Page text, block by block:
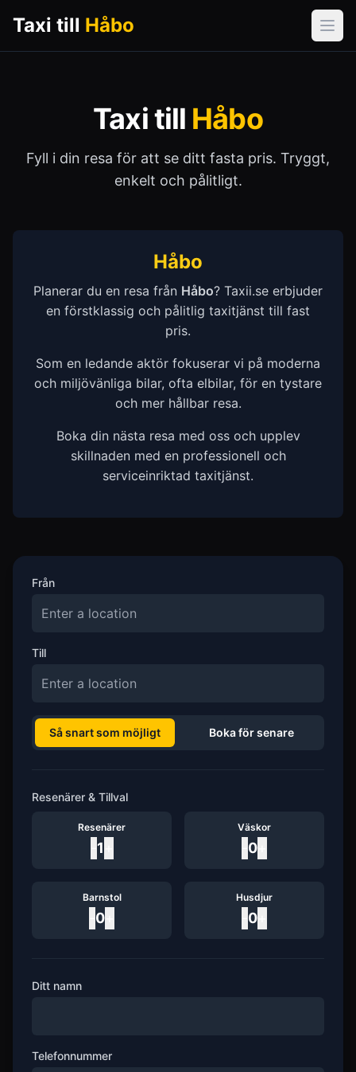
Taxi till Håbo
Taxi till Håbo
Fyll i din resa för att se ditt fasta pris. Tryggt,
enkelt och pålitligt.
Håbo
Planerar du en resa från Håbo? Taxii.se erbjuder
en förstklassig och pålitlig taxitjänst till fast
pris.
Som en ledande aktör fokuserar vi på moderna
och miljövänliga bilar, ofta elbilar, för en tystare
och mer hållbar resa.
Boka din nästa resa med oss och upplev
skillnaden med en professionell och
serviceinriktad taxitjänst.
Från
Till
Så snart som möjligt Boka för senare
Resenärer & Tillval
Resenärer
1
Väskor
0
Barnstol
0
Husdjur
0
Ditt namn
Telefonnummer